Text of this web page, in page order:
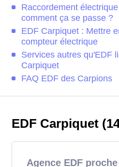
Raccordement
comment ça se passe ?
EDF Carpiquet : Mettre
compteur électrique
Services autres qu'EDF
Carpiquet
FAQ EDF des Carpions
EDF Carpiquet
Agence EDF